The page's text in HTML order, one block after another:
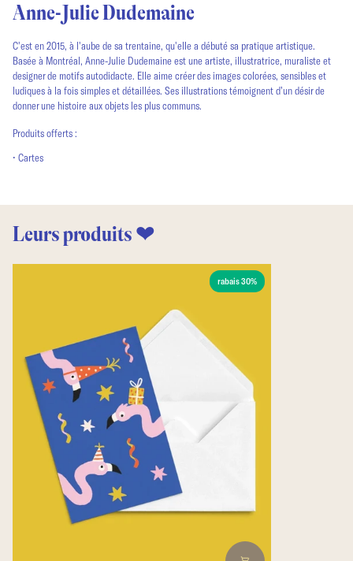
Anne-Julie Dudemaine
C'est en 2015, à l'aube de sa trentaine, qu'elle a débuté sa pratique artistique.
Basée à Montréal, Anne-Julie Dudemaine est une artiste, illustratrice, muraliste et
designer de motifs autodidacte. Elle aime créer des images colorées, sensibles et
ludiques à la fois simples et détaillées. Ses illustrations témoignent d’un désir de
donner une histoire aux objets les plus communs.
Produits offerts :
• Cartes
Leurs produits ❤
rabais 30%